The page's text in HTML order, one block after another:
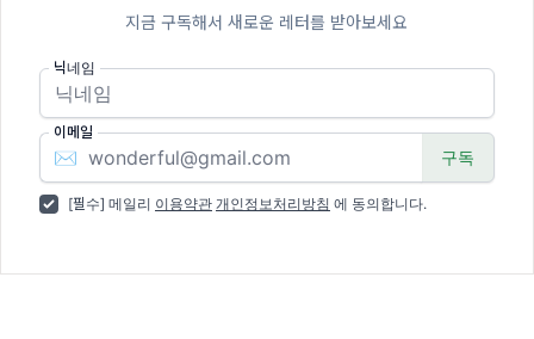
지금 구독해서 새로운 레터를 받아보세요
닉네임
이메일
✉️
[필수] 메일리 이용약관 개인정보처리방침 에 동의합니다.